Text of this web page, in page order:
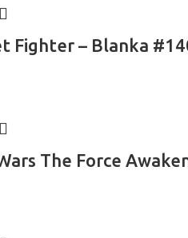
Fighter – Blanka
The Force